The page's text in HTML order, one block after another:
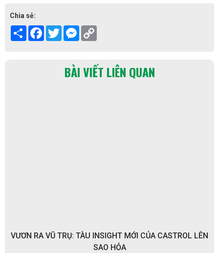
Chia sẻ:
Share Facebook
TwitterMessenger
BÀI VIẾT LIÊN QUAN
VƯƠN RA VŨ TRỤ: TÀU INSIGHT MỚI CỦA CASTROL LÊN
SAO HỎA